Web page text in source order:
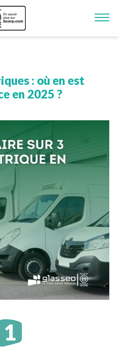
Aller au contenu principal
: où en est
en 2025 ?